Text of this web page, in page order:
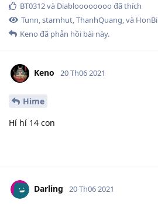
BT0312và Diabloooooooo đã thích
Tunn,starnhut,ThanhQuang, và HonBi
Keno đã phản hồi bài này.
Keno 20 Th06 2021
Hime
Hí hí 14 con
Darling 20 Th06 2021